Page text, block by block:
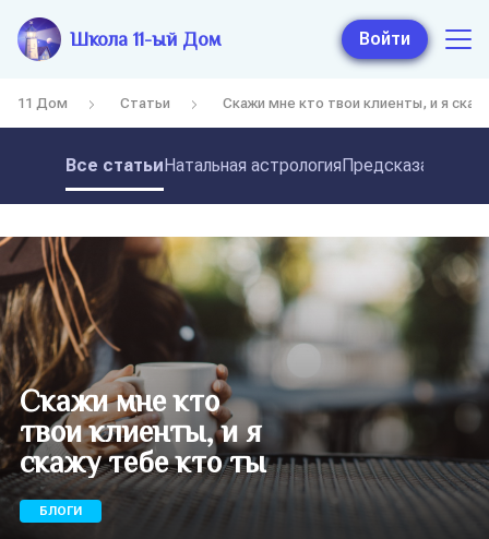
Школа 11-ый Дом Войти
11 Дом Статьи Скажи мне кто твои клиенты, и я
Все статьиНатальная астрология
Скажи мне кто
твои клиенты, и я
скажу тебе кто ты
БЛОГИ